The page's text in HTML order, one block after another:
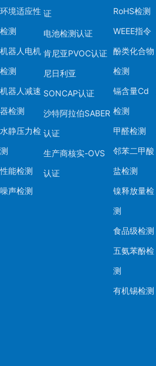
环境适应性
检测
机器人电机
检测
机器人减速
器检测
水静压力检
测
性能检测
噪声检测
证
电池检测认证
肯尼亚PVOC认证
尼日利亚
SONCAP认证
沙特阿拉伯SABER
认证
生产商核实-OVS
认证
RoHS检测
WEEE指令
酚类化合物
检测
镉含量Cd
检测
甲醛检测
邻苯二甲酸
盐检测
镍释放量检
测
食品级检测
五氨苯酚检
测
有机锡检测